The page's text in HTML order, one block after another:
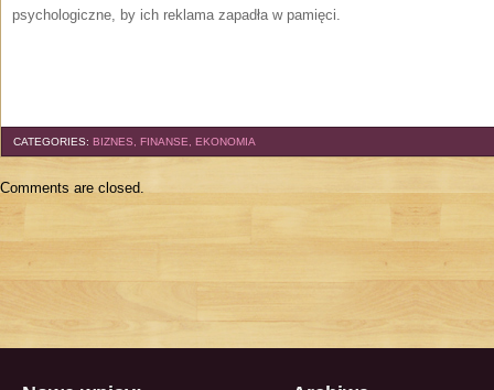
psychologiczne, by ich reklama zapadła w pamięci.
CATEGORIES: BIZNES, FINANSE, EKONOMIA
Comments are closed.